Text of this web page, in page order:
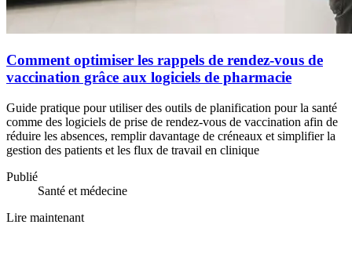
Comment optimiser les rappels de rendez-vous de
vaccination grâce aux logiciels de pharmacie
Guide pratique pour utiliser des outils de planification pour la santé
comme des logiciels de prise de rendez-vous de vaccination afin de
réduire les absences, remplir davantage de créneaux et simplifier la
gestion des patients et les flux de travail en clinique
Publié
Santé et médecine
Lire maintenant